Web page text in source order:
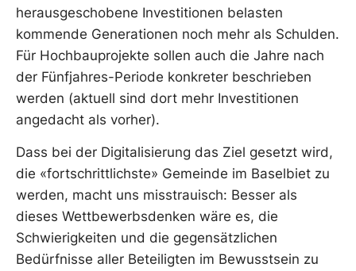
herausgeschobene Investitionen belasten
kommende Generationen noch mehr als Schulden.
Für Hochbauprojekte sollen auch die Jahre nach
der Fünfjahres-Periode konkreter beschrieben
werden (aktuell sind dort mehr Investitionen
angedacht als vorher).
Dass bei der Digitalisierung das Ziel gesetzt wird,
die «fortschrittlichste» Gemeinde im Baselbiet zu
werden, macht uns misstrauisch: Besser als
dieses Wettbewerbsdenken wäre es, die
Schwierigkeiten und die gegensätzlichen
Bedürfnisse aller Beteiligten im Bewusstsein zu